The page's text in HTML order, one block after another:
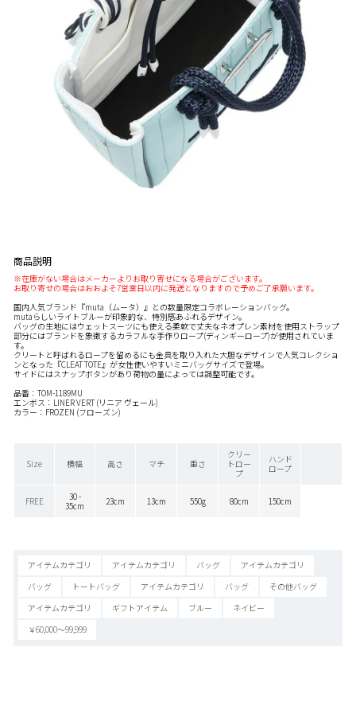
商品説明
※在庫がない場合はメーカーよりお取り寄せになる場合がございます。
お取り寄せの場合はおおよそ7営業日以内に発送となりますので予めご了承願います。
国内人気ブランド『muta（ムータ）』との数量限定コラボレーションバッグ。
mutaらしいライトブルーが印象的な、特別感あふれるデザイン。
バッグの生地にはウェットスーツにも使える柔軟で丈夫なネオプレン素材を使用ストラップ
部分にはブランドを象徴するカラフルな手作りロープ(ディンギーロープ)が使用されていま
す。
クリートと呼ばれるロープを留めるにも金具を取り入れた大胆なデザインで人気コレクショ
ンとなった『CLEAT TOTE』が女性使いやすいミニバッグサイズで登場。
サイドにはスナップボタンがあり荷物の量によっては調整可能です。
品番：TOM-1189MU
エンボス：LINER VERT (リニア ヴェール)
カラー：FROZEN (フローズン)
Size 横幅 高さ マチ 重さ
クリー
トロー
プ
ハンド
ロープ
FREE
30 -
35cm
23cm 13cm 550g 80cm 150cm
アイテムカテゴリ アイテムカテゴリ バッグ
アイテムカテゴリ
バッグ
トートバッグ アイテムカテゴリ バッグ
その他バッグ
アイテムカテゴリ
ギフトアイテム ブルー
ネイビー
￥60,000～99,999